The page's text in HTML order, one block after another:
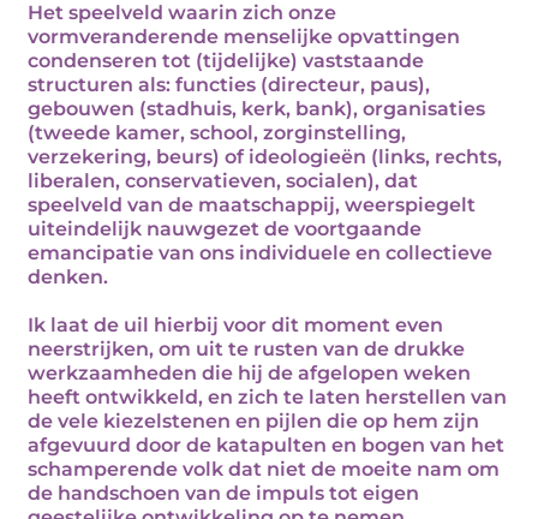
Het speelveld waarin zich onze
vormveranderende menselijke opvattingen
condenseren tot (tijdelijke) vaststaande
structuren als: functies (directeur, paus),
gebouwen (stadhuis, kerk, bank), organisaties
(tweede kamer, school, zorginstelling,
verzekering, beurs) of ideologieën (links, rechts,
liberalen, conservatieven, socialen), dat
speelveld van de maatschappij, weerspiegelt
uiteindelijk nauwgezet de voortgaande
emancipatie van ons individuele en collectieve
denken.
Ik laat de uil hierbij voor dit moment even
neerstrijken, om uit te rusten van de drukke
werkzaamheden die hij de afgelopen weken
heeft ontwikkeld, en zich te laten herstellen van
de vele kiezelstenen en pijlen die op hem zijn
afgevuurd door de katapulten en bogen van het
schamperende volk dat niet de moeite nam om
de handschoen van de impuls tot eigen